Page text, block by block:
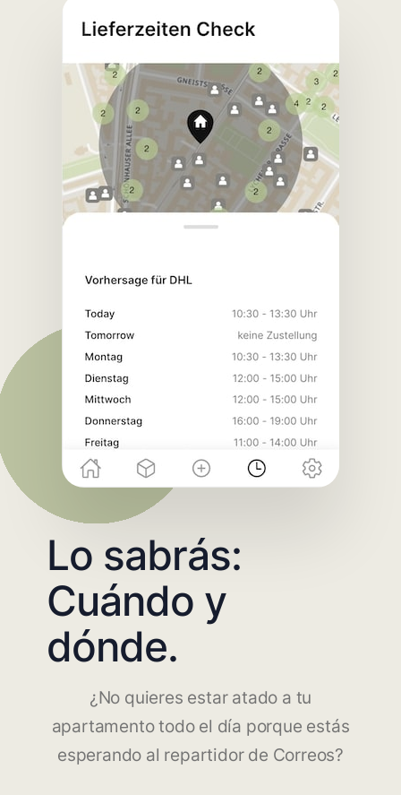
Lo sabrás:
Cuándo y
dónde.
¿No quieres estar atado a tu
apartamento todo el día porque estás
esperando al repartidor de Correos?